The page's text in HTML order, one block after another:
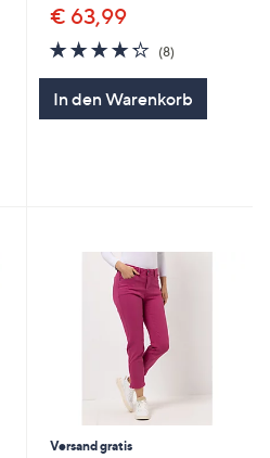
€ 63,99
4.2
von
5
(8)
In den Warenkorb
Versand gratis